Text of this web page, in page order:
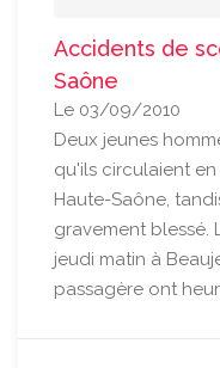
Accidents de
Saône
Le 03/09/2010
Deux jeunes
qu'ils circulaient
Haute-Saône,
gravement blessé.
jeudi matin à
passagère ont